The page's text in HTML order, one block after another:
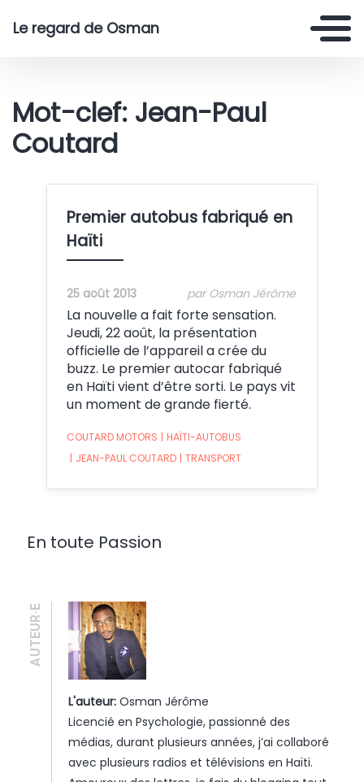
Le regard de Osman
Mot-clef: Jean-Paul
Coutard
Premier autobus fabriqué en
Haïti
25 août 2013 par Osman Jérôme
La nouvelle a fait forte sensation.
Jeudi, 22 août, la présentation
officielle de l’appareil a crée du
buzz. Le premier autocar fabriqué
en Haïti vient d’être sorti. Le pays vit
un moment de grande fierté.
COUTARD MOTORS | HAÏTI-AUTOBUS
| JEAN-PAUL COUTARD | TRANSPORT
En toute Passion
AUTEUR·E
L'auteur: Osman Jérôme
Licencié en Psychologie, passionné des
médias, durant plusieurs années, j’ai collaboré
avec plusieurs radios et télévisions en Haïti.